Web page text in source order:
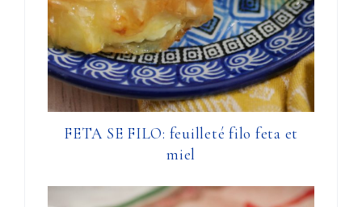
FETA SE FILO: feuilleté filo feta et
miel